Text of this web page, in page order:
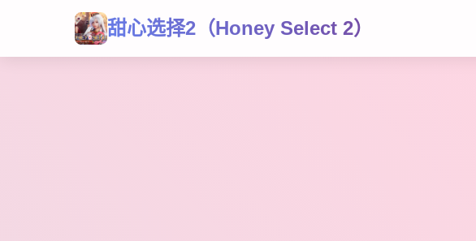
甜心选择2（Honey Select 2）